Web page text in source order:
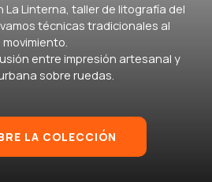
La Linterna, taller de litografía del
técnicas tradicionales al
movimiento.
entre impresión artesanal y
sobre ruedas.
LA COLECCIÓN